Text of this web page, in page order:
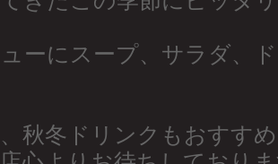
ーにスープ、サラダ、
秋冬ドリンクもおすす